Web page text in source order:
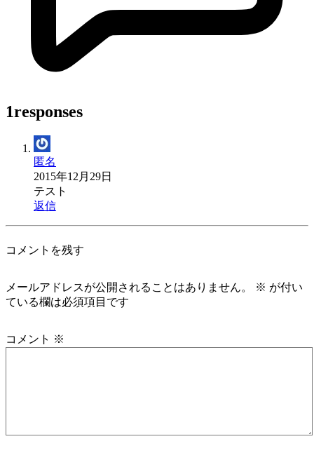
1responses
匿名
2015年12月29日
テスト
返信
コメントを残す
メールアドレスが公開されることはありません。 ※ が付い
ている欄は必須項目です
コメント ※